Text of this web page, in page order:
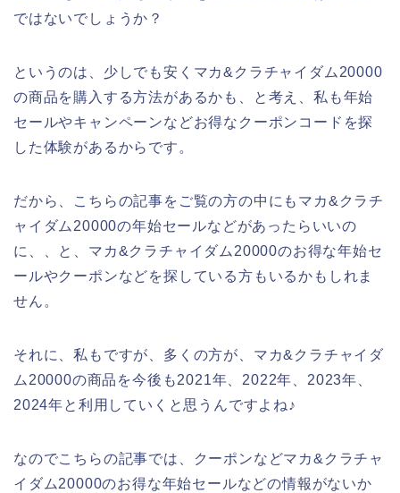
ではないでしょうか？
というのは、少しでも安くマカ&クラチャイダム20000
の商品を購入する方法があるかも、と考え、私も年始
セールやキャンペーンなどお得なクーポンコードを探
した体験があるからです。
だから、こちらの記事をご覧の方の中にもマカ&クラチ
ャイダム20000の年始セールなどがあったらいいの
に、、と、マカ&クラチャイダム20000のお得な年始セ
ールやクーポンなどを探している方もいるかもしれま
せん。
それに、私もですが、多くの方が、マカ&クラチャイダ
ム20000の商品を今後も2021年、2022年、2023年、
2024年と利用していくと思うんですよね♪
なのでこちらの記事では、クーポンなどマカ&クラチャ
イダム20000のお得な年始セールなどの情報がないか